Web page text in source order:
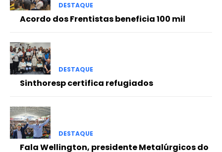
DESTAQUE
Acordo dos Frentistas beneficia 100 mil
DESTAQUE
Sinthoresp certifica refugiados
DESTAQUE
Fala Wellington, presidente Metalúrgicos do